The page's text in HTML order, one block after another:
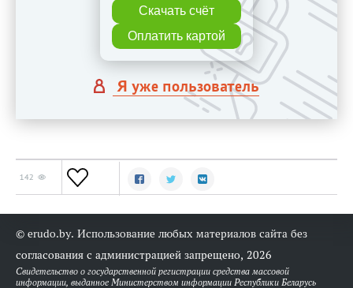
Скачать счёт
Оплатить картой
Я уже пользователь
142
© erudo.by. Использование любых материалов сайта без
согласования с администрацией запрещено, 2026
Свидетельство о государственной регистрации средства массовой
информации, выданное Министерством информации Республики Беларусь